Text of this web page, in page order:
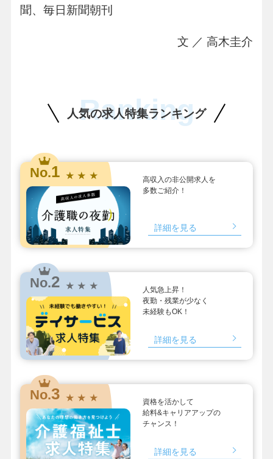
聞、毎日新聞朝刊
文 ／ 高木圭介
人気の求人特集ランキング
Ranking
No.1 ★ ★ ★
高収入の非公開求人を
多数ご紹介！
詳細を見る
No.2 ★ ★ ★
人気急上昇！
夜勤・残業が少なく
未経験もOK！
詳細を見る
No.3 ★ ★ ★
資格を活かして
給料&キャリアアップの
チャンス！
詳細を見る